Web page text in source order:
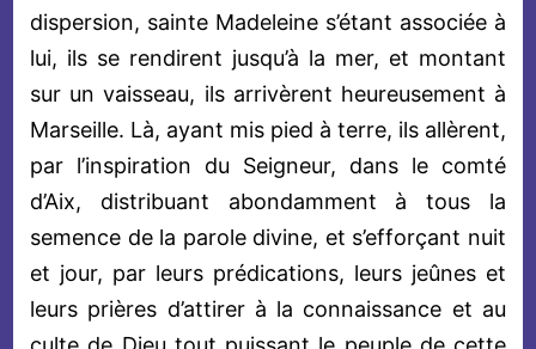
dispersion, sainte Madeleine s’étant associée à
lui, ils se rendirent jusqu’à la mer, et montant
sur un vaisseau, ils arrivèrent heureusement à
Marseille. Là, ayant mis pied à terre, ils allèrent,
par l’inspiration du Seigneur, dans le comté
d’Aix, distribuant abondamment à tous la
semence de la parole divine, et s’efforçant nuit
et jour, par leurs prédications, leurs jeûnes et
leurs prières d’attirer à la connaissance et au